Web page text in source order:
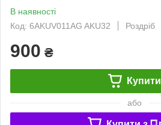
В наявності
Код: 6AKUV011AG AKU32
Роздріб
900 ₴
Купити
або